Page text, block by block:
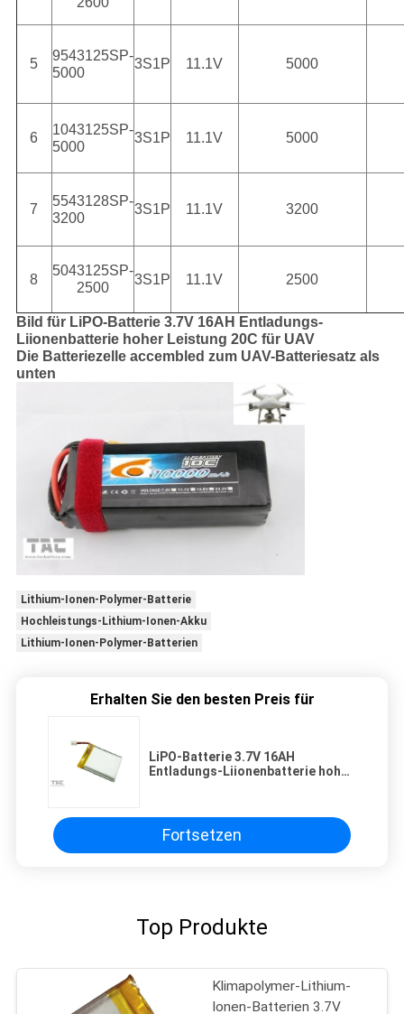
5
9543125SP-
5000
3S1P 11.1V 5000
6
1043125SP-
5000
3S1P 11.1V 5000
7
5543128SP-
3200
3S1P 11.1V 3200
8
5043125SP-
2500
3S1P 11.1V 2500
Bild für LiPO-Batterie 3.7V 16AH Entladungs-
Liionenbatterie hoher Leistung 20C für UAV
Die Batteriezelle accembled zum UAV-Batteriesatz als
unten
Lithium-Ionen-Polymer-Batterie
Hochleistungs-Lithium-Ionen-Akku
Lithium-Ionen-Polymer-Batterien
Erhalten Sie den besten Preis für
LiPO-Batterie 3.7V 16AH
Entladungs-Liionenbatterie hoher
Fortsetzen
Top Produkte
Klimapolymer-Lithium-
Ionen-Batterien 3.7V